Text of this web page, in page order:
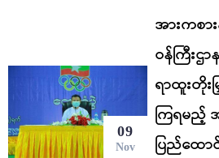
09
Nov
အားကစာ
ဝန်ကြီးဌာ
ရာထူးတိုး
ကြရမည့် အ
ပြည်ထော